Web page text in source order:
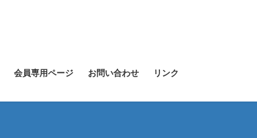
会員専用ページ お問い合わせ リンク